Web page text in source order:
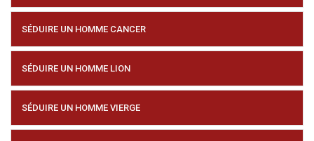
SÉDUIRE UN HOMME CANCER
SÉDUIRE UN HOMME LION
SÉDUIRE UN HOMME VIERGE